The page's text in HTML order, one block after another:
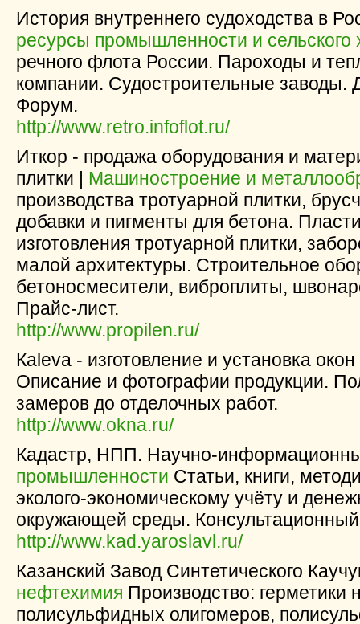
История внутреннего судоходства в
ресурсы промышленности и сельского
речного флота России. Пароходы и
компании. Судостроительные заводы.
Форум.
http://www.retro.infoflot.ru/
Иткор - продажа оборудования и
плитки | Машиностроение и
производства тротуарной плитки,
добавки и пигменты для бетона.
изготовления тротуарной плитки,
малой архитектуры. Строительное
бетоносмесители, виброплиты,
Прайс-лист.
http://www.propilen.ru/
Кaleva - изготовление и установка
Описание и фотографии продукции.
замеров до отделочных работ.
http://www.okna.ru/
Кадастр, НПП. Научно-
промышленности Статьи, книги,
эколого-экономическому учёту и
окружающей среды.
http://www.kad.yaroslavl.ru/
Казанский Завод Синтетического
нефтехимия Производство: герметики
полисульфидных олигомеров,